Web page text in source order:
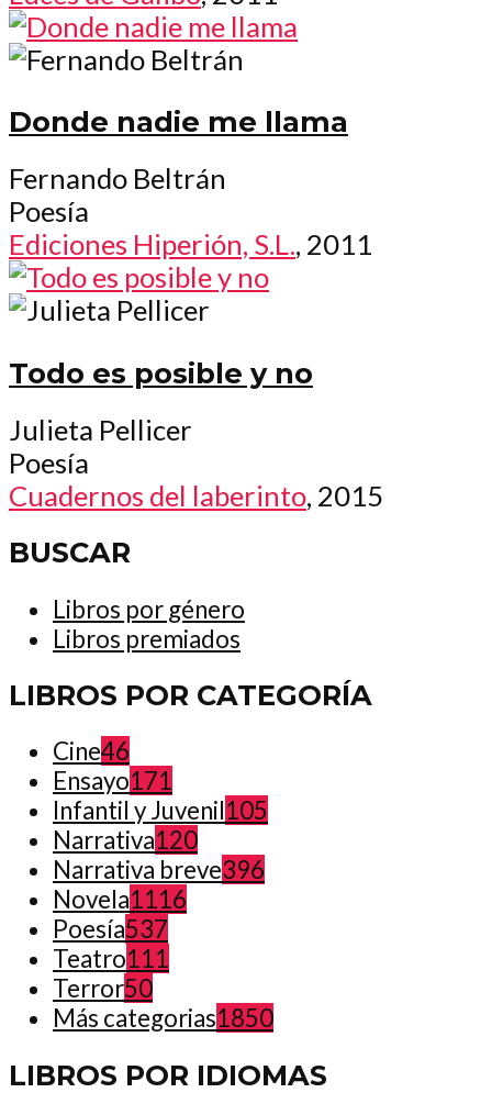
Donde nadie me llama
Fernando Beltrán
Poesía
Ediciones Hiperión, S.L., 2011
Todo es posible y no
Julieta Pellicer
Poesía
Cuadernos del laberinto, 2015
BUSCAR
Libros por género
Libros premiados
LIBROS POR CATEGORÍA
Cine46
Ensayo171
Infantil y Juvenil105
Narrativa120
Narrativa breve396
Novela1116
Poesía537
Teatro111
Terror50
Más categorias1850
LIBROS POR IDIOMAS